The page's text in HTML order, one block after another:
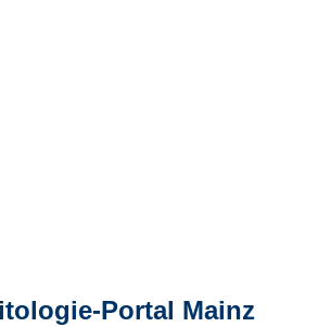
Portal Mainz